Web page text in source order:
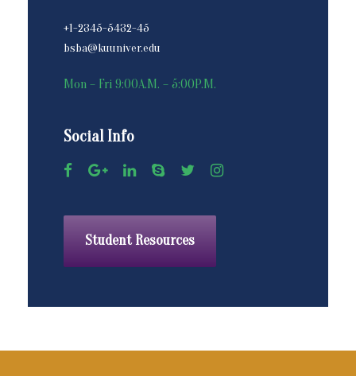
+1-2345-5432-45
bsba@kuuniver.edu
Mon – Fri 9:00A.M. – 5:00P.M.
Social Info
Student Resources